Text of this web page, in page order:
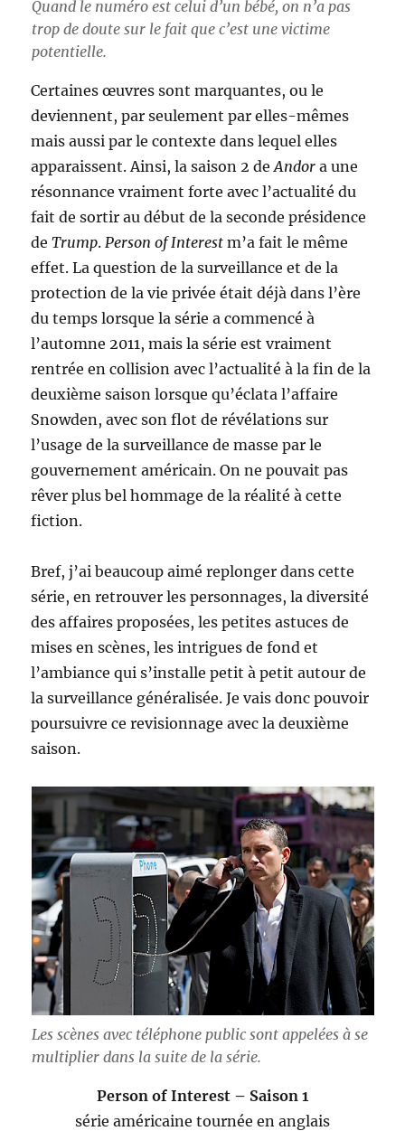
Quand le numéro est celui d’un bébé, on n’a pas
trop de doute sur le fait que c’est une victime
potentielle.
Certaines œuvres sont marquantes, ou le
deviennent, par seulement par elles-mêmes
mais aussi par le contexte dans lequel elles
apparaissent. Ainsi, la saison 2 deAndor a une
résonnance vraiment forte avec l’actualité du
fait de sortir au début de la seconde présidence
deTrump.Person of Interest m’a fait le même
effet. La question de la surveillance et de la
protection de la vie privée était déjà dans l’ère
du temps lorsque la série a commencé à
l’automne 2011, mais la série est vraiment
rentrée en collision avec l’actualité à la fin de la
deuxième saison lorsque qu’éclata l’affaire
Snowden, avec son flot de révélations sur
l’usage de la surveillance de masse par le
gouvernement américain. On ne pouvait pas
rêver plus bel hommage de la réalité à cette
fiction.
Bref, j’ai beaucoup aimé replonger dans cette
série, en retrouver les personnages, la diversité
des affaires proposées, les petites astuces de
mises en scènes, les intrigues de fond et
l’ambiance qui s’installe petit à petit autour de
la surveillance généralisée. Je vais donc pouvoir
poursuivre ce revisionnage avec la deuxième
saison.
Les scènes avec téléphone public sont appelées à se
multiplier dans la suite de la série.
Person of Interest – Saison 1
série américaine tournée en anglais